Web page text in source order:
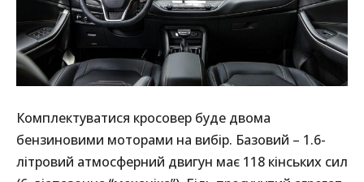
Комплектуватися кросовер буде двома
бензиновими моторами на вибір. Базовий – 1.6-
літровий атмосферний двигун має 118 кінських сил